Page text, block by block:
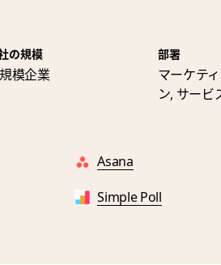
の規模
模企業
部署
マーケテ
ン, サービ
Asana
Simple Poll